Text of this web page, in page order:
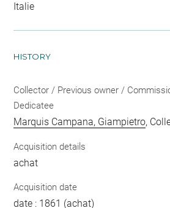
Italie
HISTORY
Collector / Previous owner /
Dedicatee
Marquis Campana, Giampietro,
Acquisition details
achat
Acquisition date
date : 1861 (achat)